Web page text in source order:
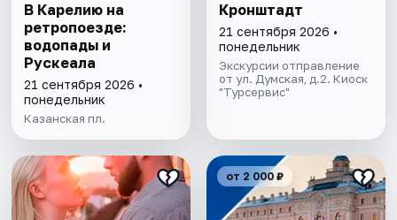
В Карелию на
ретропоезде:
водопады и
Рускеала
21 сентября 2026 •
понедельник
Казанская пл.
Кронштадт
21 сентября 2026 •
понедельник
Экскурсии отправление
от ул. Думская, д.2. Киоск
"Турсервис"
от 2 000 ₽